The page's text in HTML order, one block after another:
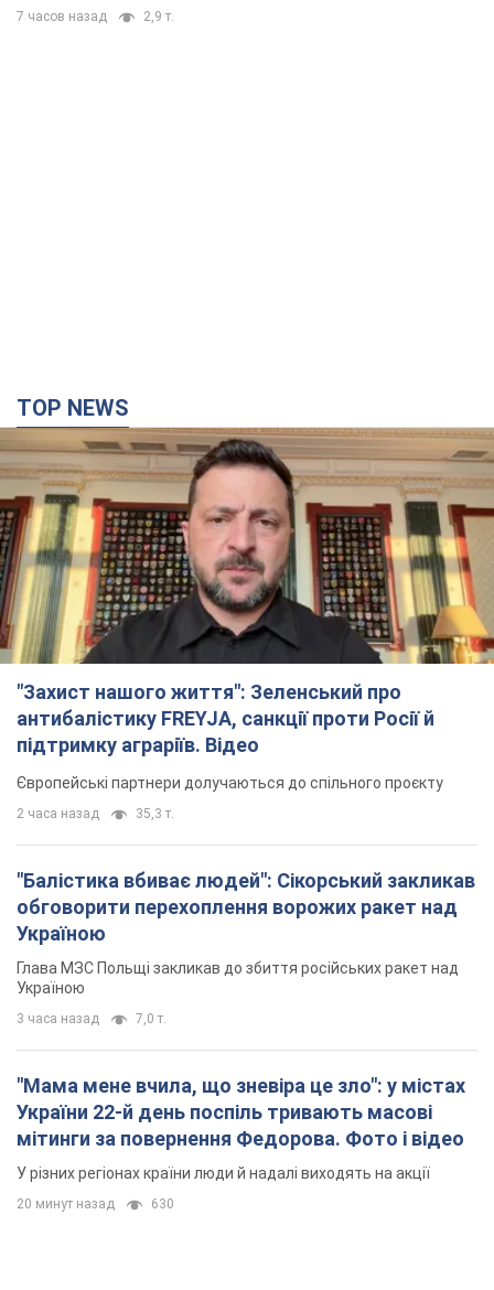
7 часов назад 2,9 т.
TOP NEWS
"Захист нашого життя": Зеленський про
антибалістику FREYJA, санкції проти Росії й
підтримку аграріїв. Відео
Європейські партнери долучаються до спільного проєкту
2 часа назад 35,3 т.
"Балістика вбиває людей": Сікорський закликав
обговорити перехоплення ворожих ракет над
Україною
Глава МЗС Польщі закликав до збиття російських ракет над
Україною
3 часа назад 7,0 т.
"Мама мене вчила, що зневіра це зло": у містах
України 22-й день поспіль тривають масові
мітинги за повернення Федорова. Фото і відео
У різних регіонах країни люди й надалі виходять на акції
20 минут назад 630